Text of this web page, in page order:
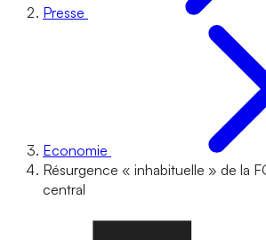
Presse
Economie
Résurgence « inhabituelle » de la
central